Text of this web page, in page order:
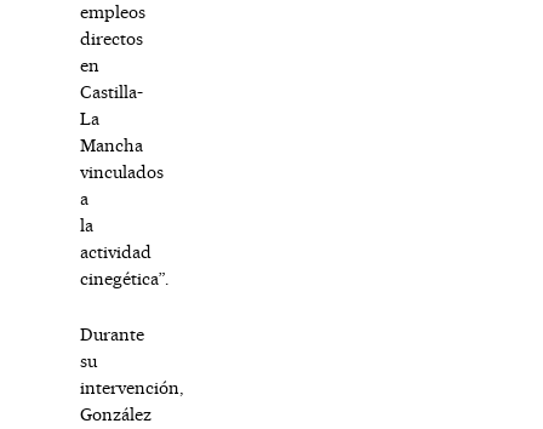
empleos
directos
en
Castilla-
La
Mancha
vinculados
a
la
actividad
cinegética”.
Durante
su
intervención,
González